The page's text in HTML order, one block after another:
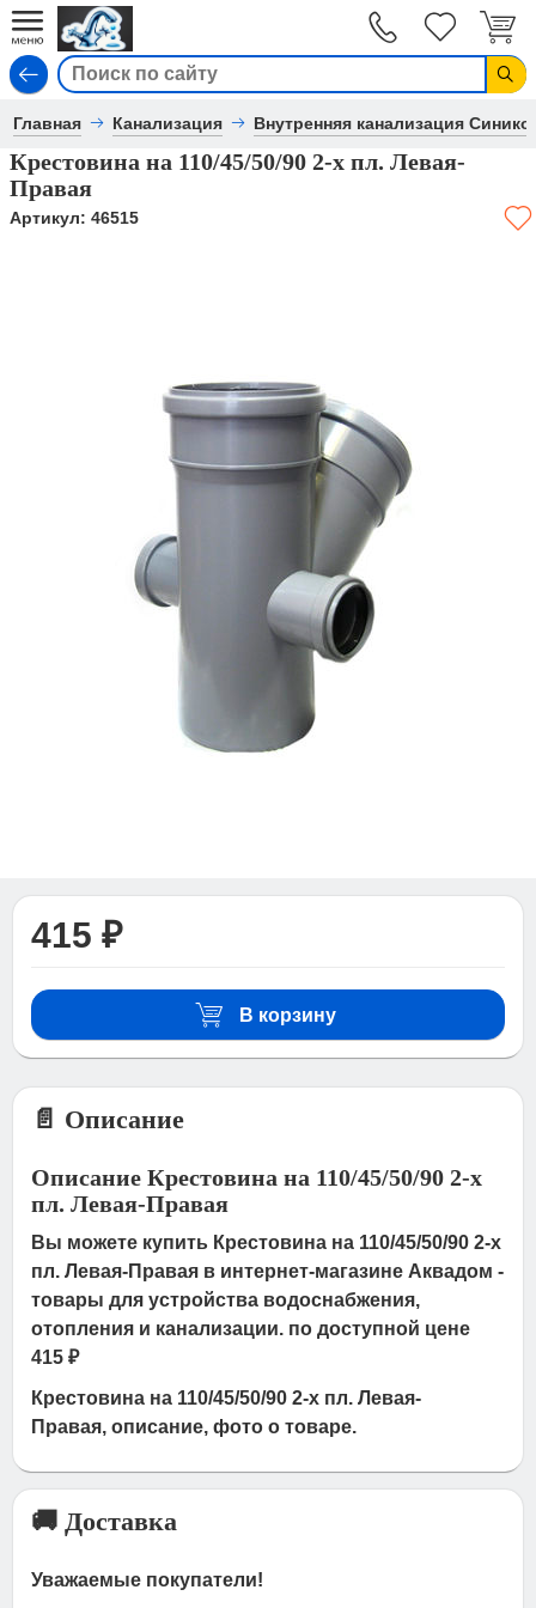
Главная Канализация Внутренняя канализация
Крестовина на 110/45/50/90 2-х пл. Левая-
Правая
Артикул: 46515
415 ₽
В корзину
📄 Описание
Описание Крестовина на 110/45/50/90 2-х
пл. Левая-Правая
Вы можете купить Крестовина на 110/45/50/90 2-х
пл. Левая-Правая в интернет-магазине Аквадом -
товары для устройства водоснабжения,
отопления и канализации. по доступной цене
415 ₽
Крестовина на 110/45/50/90 2-х пл. Левая-
Правая, описание, фото о товаре.
🚚 Доставка
Уважаемые покупатели!